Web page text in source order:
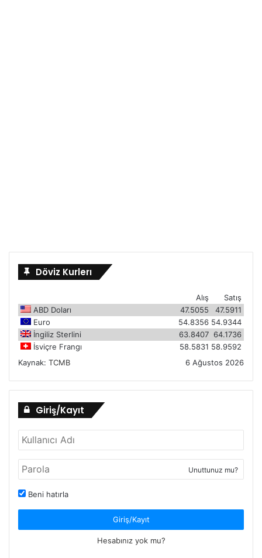
Döviz Kurlerı
Satış
Alış
ABD Doları
47.5911
47.5055
Euro
54.9344
54.8356
İngiliz Sterlini
64.1736
63.8407
İsviçre Frangı
58.9592
58.5831
Kaynak: TCMB 6 Ağustos 2026
Giriş/Kayıt
Unuttunuz mu?
Beni hatırla
Giriş/Kayıt
Hesabınız yok mu?